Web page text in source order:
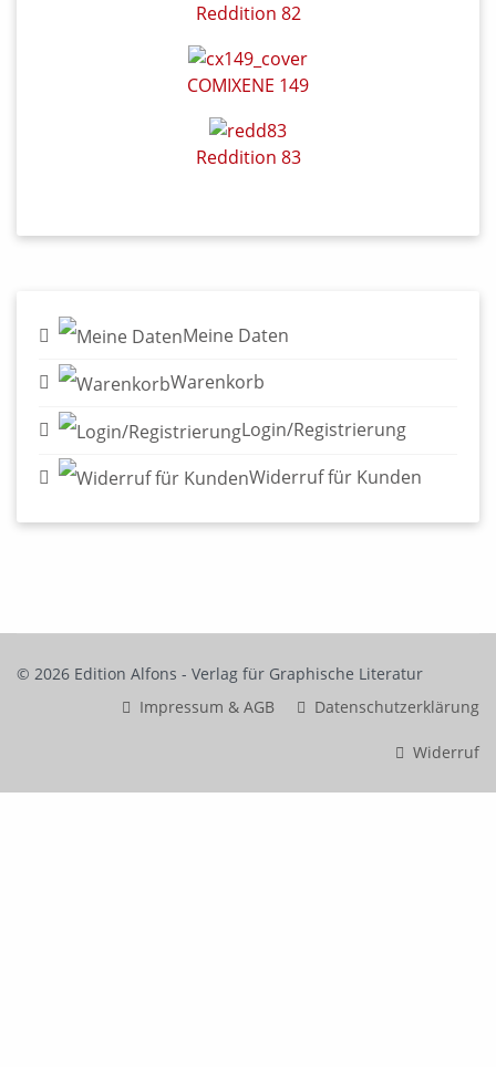
Reddition 82
COMIXENE 149
Reddition 83
Meine Daten
Warenkorb
Login/Registrierung
Widerruf für Kunden
© 2026 Edition Alfons - Verlag für Graphische Literatur
Impressum & AGB
Datenschutzerklärung
Widerruf